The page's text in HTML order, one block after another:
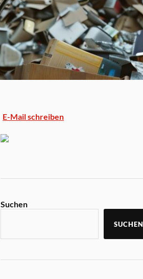
E-Mail schreiben
Suchen
SUCHEN